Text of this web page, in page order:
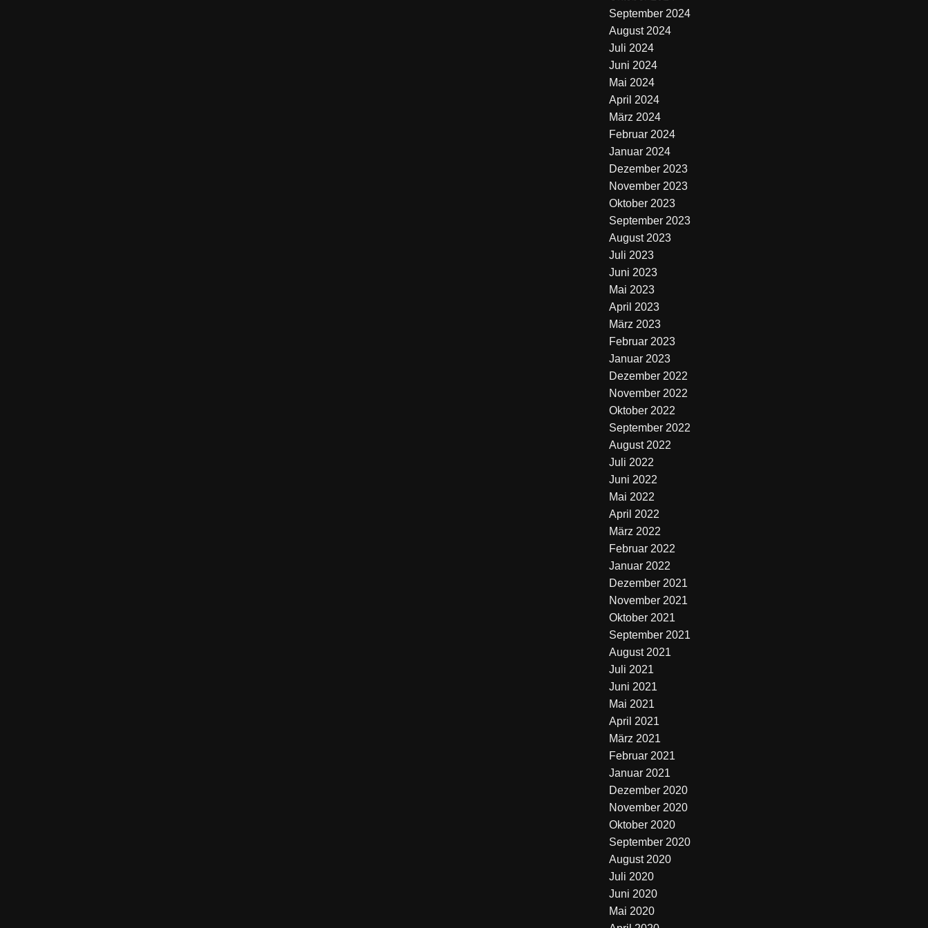
September 2024
August 2024
Juli 2024
Juni 2024
Mai 2024
April 2024
März 2024
Februar 2024
Januar 2024
Dezember 2023
November 2023
Oktober 2023
September 2023
August 2023
Juli 2023
Juni 2023
Mai 2023
April 2023
März 2023
Februar 2023
Januar 2023
Dezember 2022
November 2022
Oktober 2022
September 2022
August 2022
Juli 2022
Juni 2022
Mai 2022
April 2022
März 2022
Februar 2022
Januar 2022
Dezember 2021
November 2021
Oktober 2021
September 2021
August 2021
Juli 2021
Juni 2021
Mai 2021
April 2021
März 2021
Februar 2021
Januar 2021
Dezember 2020
November 2020
Oktober 2020
September 2020
August 2020
Juli 2020
Juni 2020
Mai 2020